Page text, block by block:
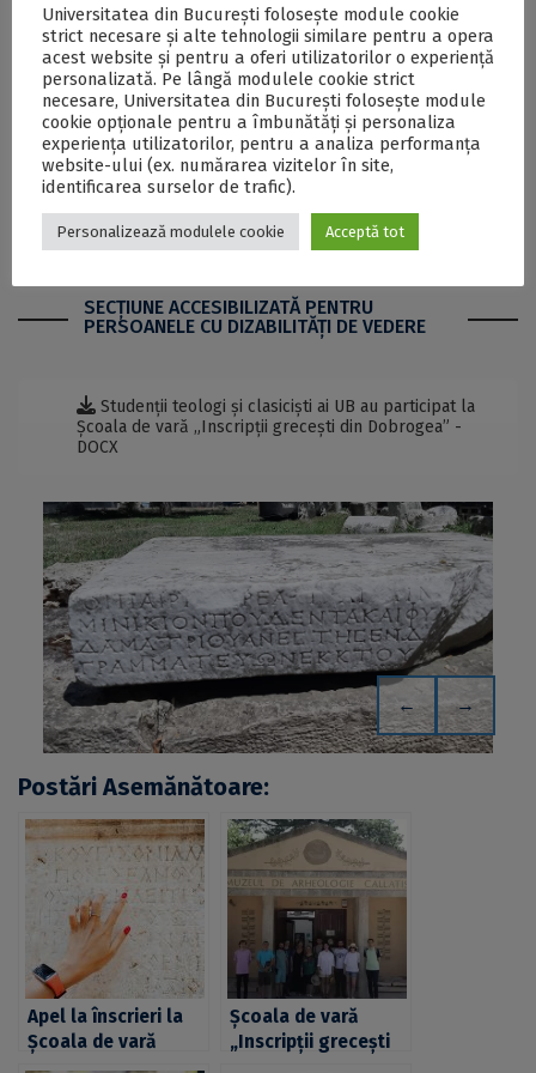
Ca acest proiect să fie implementat, în luna septembrie
a anului 2022, cadrele didactice ale UB au fost invitate să
depună proiecte de dezvoltare a unor pedagogii
inovative, în cadrul programului CNFIS-FDI-2021-0456
,,Convergențe esențiale în formarea etică, profesională
și a inovației didactice”, aflat sub coordonarea prof. univ.
dr. Laura Comănescu, prorector UB responsabil de
Programe de studii și Practica studenților.
SECŢIUNE ACCESIBILIZATĂ PENTRU
PERSOANELE CU DIZABILITĂŢI DE VEDERE
Studenții teologi și clasiciști ai UB au participat la
Școala de vară „Inscripții grecești din Dobrogea” -
DOCX
← →
Postări Asemănătoare:
Apel la înscrieri la
Școala de vară
„Inscripții grecești
Școala de vară
„Inscripții grecești
Universitatea din București folosește module cookie
strict necesare și alte tehnologii similare pentru a opera
acest website și pentru a oferi utilizatorilor o experiență
personalizată. Pe lângă modulele cookie strict
necesare, Universitatea din București folosește module
cookie opționale pentru a îmbunătăți și personaliza
experiența utilizatorilor, pentru a analiza performanța
website-ului (ex. numărarea vizitelor în site,
identificarea surselor de trafic).
Personalizează modulele cookie Acceptă tot